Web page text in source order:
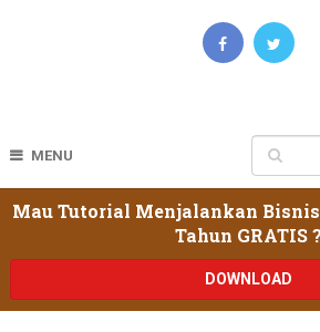
MENU
Mau Tutorial Menjalankan Bisnis
Tahun GRATIS ?
DOWNLOAD